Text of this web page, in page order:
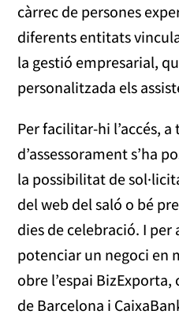
càrrec de persones
diferents entitats
la gestió empresarial,
personalitzada els
Per facilitar-hi l’accés,
d’assessorament s’ha
la possibilitat de
del web del saló o bé
dies de celebració. I
potenciar un negoci en
obre l’espai
de Barcelona i